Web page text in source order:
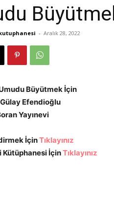
- Aralık 28, 2022
Büyütmek İçin
Efendioğlu
Yayınevi
İçinTıklayınız
Kütüphanesi İçinTıklayınız